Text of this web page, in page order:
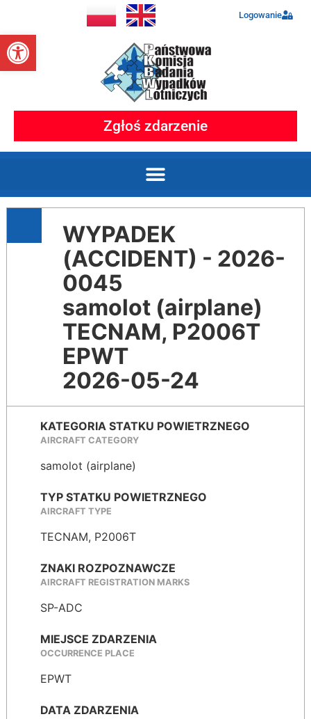
Otwórz pasek narzędzi
Logowanie
Zgłoś zdarzenie
WYPADEK
(ACCIDENT) - 2026-
0045
samolot (airplane)
TECNAM, P2006T
EPWT
2026-05-24
KATEGORIA STATKU POWIETRZNEGO
AIRCRAFT CATEGORY
samolot (airplane)
TYP STATKU POWIETRZNEGO
AIRCRAFT TYPE
TECNAM, P2006T
ZNAKI ROZPOZNAWCZE
AIRCRAFT REGISTRATION MARKS
SP-ADC
MIEJSCE ZDARZENIA
OCCURRENCE PLACE
EPWT
DATA ZDARZENIA